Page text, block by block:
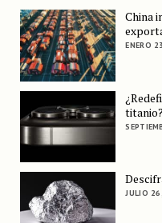
China
ENERO
titanio?
JULIO